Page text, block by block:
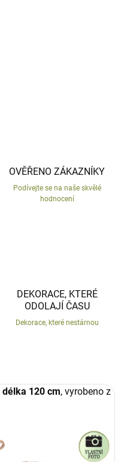
OVĚŘENO ZÁKAZNÍKY
Podívejte se na naše skvělé
hodnocení
DEKORACE, KTERÉ
ODOLAJÍ ČASU
Dekorace, které nestárnou
délka 120 cm, vyrobeno z